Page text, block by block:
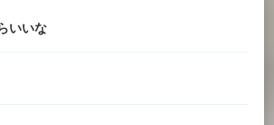
いいな